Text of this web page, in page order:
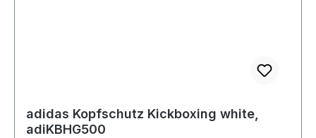
adidas Kopfschutz Kickboxing white,
adiKBHG500